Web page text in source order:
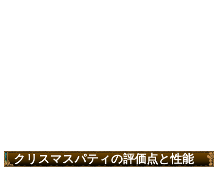
クリスマスパティの評価点と性能